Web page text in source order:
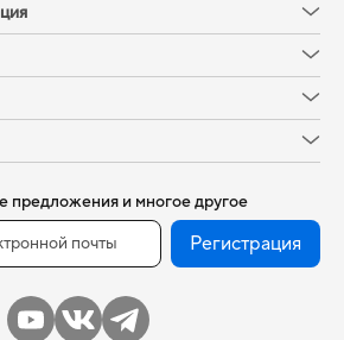
предложения и многое другое
Регистрация